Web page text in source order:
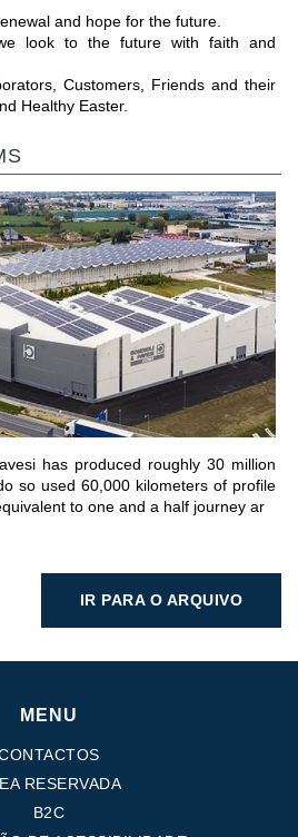
and hope for the future.
look to the future with faith and
Customers, Friends and their
Healthy Easter.
has produced roughly 30 million
so used 60,000 kilometers of profile
to one and a half journey ar
IR PARA A SECÇÃO
IR PARA O ARQUIVO
MENU
RESERVADA
B2C